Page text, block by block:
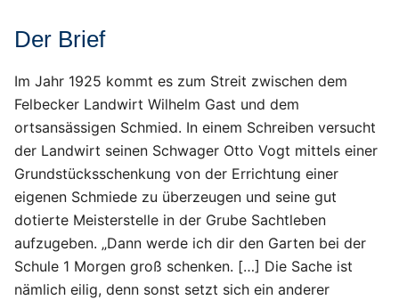
Der Brief
Im Jahr 1925 kommt es zum Streit zwischen dem
Felbecker Landwirt Wilhelm Gast und dem
ortsansässigen Schmied. In einem Schreiben versucht
der Landwirt seinen Schwager Otto Vogt mittels einer
Grundstücksschenkung von der Errichtung einer
eigenen Schmiede zu überzeugen und seine gut
dotierte Meisterstelle in der Grube Sachtleben
aufzugeben. „Dann werde ich dir den Garten bei der
Schule 1 Morgen groß schenken. […] Die Sache ist
nämlich eilig, denn sonst setzt sich ein anderer